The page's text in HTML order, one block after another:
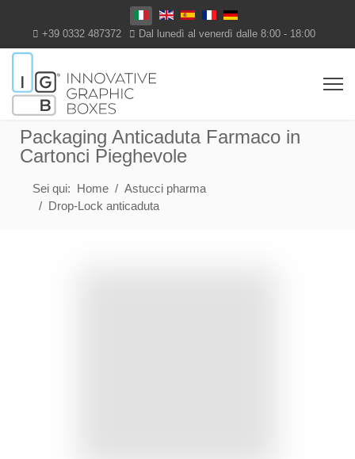
Seleziona la tua lingua
+39 0332 487372 Dal lunedì al venerdì dalle 8:00 - 18:00
Packaging Anticaduta Farmaco in
Cartonci Pieghevole
Sei qui: Home
Astucci pharma
Drop-Lock anticaduta